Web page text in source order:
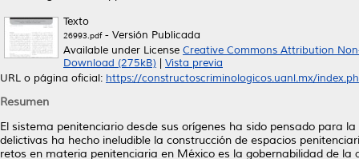
Texto
26993.pdf- Versión Publicada
Available under License Creative Commons Attribution
Download (275kB)
Vista previa
URL o página oficial: https://constructoscriminologicos.uanl.mx/
Resumen
El sistema penitenciario desde sus orígenes ha sido pensado para
delictivas ha hecho ineludible la construcción de espacios
retos en materia penitenciaria en México es la gobernabilidad de